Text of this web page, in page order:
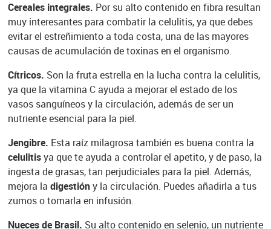
Cereales integrales. Por su alto contenido en fibra resultan
muy interesantes para combatir la celulitis, ya que debes
evitar el estreñimiento a toda costa, una de las mayores
causas de acumulación de toxinas en el organismo.
Cítricos. Son la fruta estrella en la lucha contra la celulitis,
ya que la vitamina C ayuda a mejorar el estado de los
vasos sanguíneos y la circulación, además de ser un
nutriente esencial para la piel.
Jengibre. Esta raíz milagrosa también es buena contra la
celulitisya que te ayuda a controlar el apetito, y de paso, la
ingesta de grasas, tan perjudiciales para la piel. Además,
mejora la digestióny la circulación. Puedes añadirla a tus
zumos o tomarla en infusión.
Nueces de Brasil. Su alto contenido en selenio, un nutriente